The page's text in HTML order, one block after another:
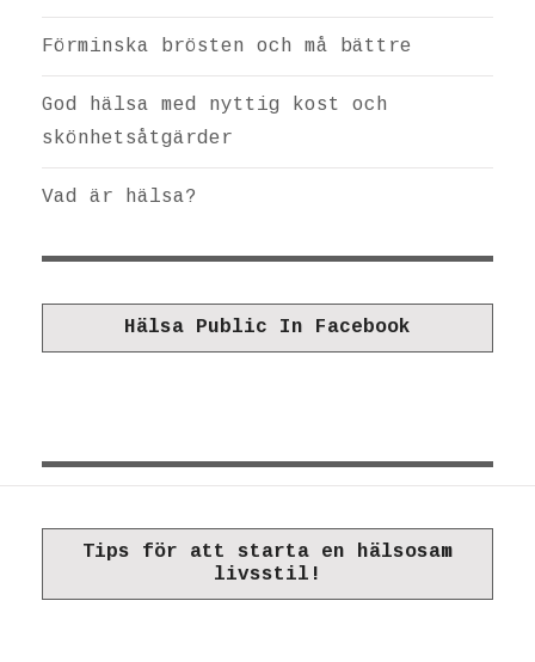
Förminska brösten och må bättre
God hälsa med nyttig kost och
skönhetsåtgärder
Vad är hälsa?
Hälsa Public In Facebook
Tips för att starta en hälsosam
livsstil!